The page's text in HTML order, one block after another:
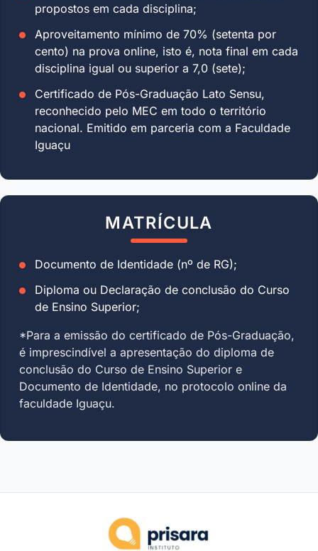
propostos em cada disciplina;
Aproveitamento mínimo de 70% (setenta por
cento) na prova online, isto é, nota final em cada
disciplina igual ou superior a 7,0 (sete);
Certificado de Pós-Graduação Lato Sensu,
reconhecido pelo MEC em todo o território
nacional. Emitido em parceria com a Faculdade
Iguaçu
MATRÍCULA
Documento de Identidade (nº de RG);
Diploma ou Declaração de conclusão do Curso
de Ensino Superior;
*Para a emissão do certificado de Pós-Graduação,
é imprescindível a apresentação do diploma de
conclusão do Curso de Ensino Superior e
Documento de Identidade, no protocolo online da
faculdade Iguaçu.